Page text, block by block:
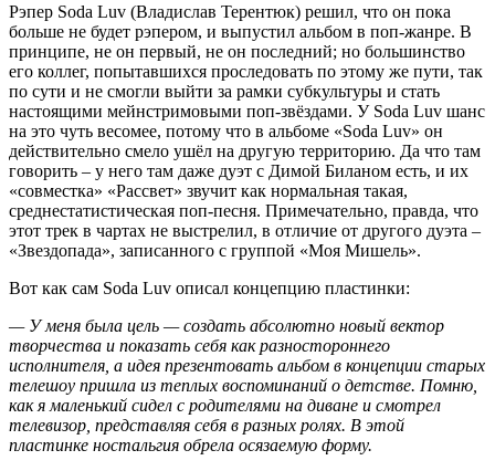
Рэпер Soda Luv (Владислав Терентюк) решил, что он пока
больше не будет рэпером, и выпустил альбом в поп-жанре. В
принципе, не он первый, не он последний; но большинство
его коллег, попытавшихся проследовать по этому же пути, так
по сути и не смогли выйти за рамки субкультуры и стать
настоящими мейнстримовыми поп-звёздами. У Soda Luv шанс
на это чуть весомее, потому что в альбоме «Soda Luv» он
действительно смело ушёл на другую территорию. Да что там
говорить – у него там даже дуэт с Димой Биланом есть, и их
«совместка» «Рассвет» звучит как нормальная такая,
среднестатистическая поп-песня. Примечательно, правда, что
этот трек в чартах не выстрелил, в отличие от другого дуэта –
«Звездопада», записанного с группой «Моя Мишель».
Вот как сам Soda Luv описал концепцию пластинки:
— У меня была цель — создать абсолютно новый вектор
творчества и показать себя как разностороннего
исполнителя, а идея презентовать альбом в концепции старых
телешоу пришла из теплых воспоминаний о детстве. Помню,
как я маленький сидел с родителями на диване и смотрел
телевизор, представляя себя в разных ролях. В этой
пластинке ностальгия обрела осязаемую форму.